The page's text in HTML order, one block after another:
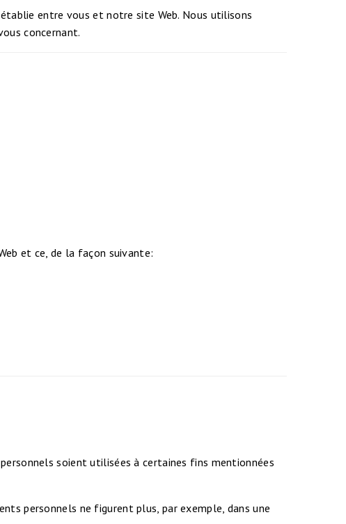
entre vous et notre site Web. Nous utilisons
concernant.
et ce, de la façon suivante:
soient utilisées à certaines fins mentionnées
personnels ne figurent plus, par exemple, dans une